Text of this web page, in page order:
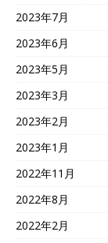
2023年7月
2023年6月
2023年5月
2023年3月
2023年2月
2023年1月
2022年11月
2022年8月
2022年2月